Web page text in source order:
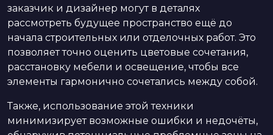
заказчик и дизайнер могут в деталях
рассмотреть будущее пространство ещё до
начала строительных или отделочных работ. Это
позволяет точно оценить цветовые сочетания,
расстановку мебели и освещение, чтобы все
элементы гармонично сочетались между собой.
Также, использование этой техники
минимизирует возможные ошибки и недочёты,